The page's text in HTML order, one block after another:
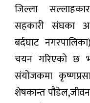
जिल्ला
सहकारी संघका
बर्दघाट
चयन गरिएको छ
संयोजकमा
शेषकान्त